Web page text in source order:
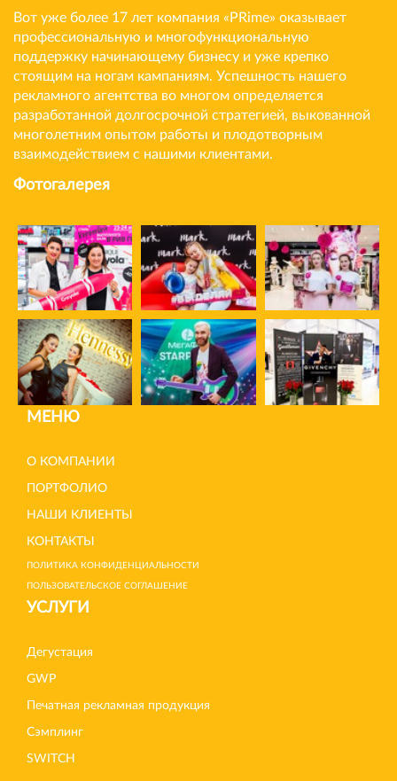
Вот уже более 17 лет компания «PRime» оказывает
профессиональную и многофункциональную
поддержку начинающему бизнесу и уже крепко
стоящим на ногам кампаниям. Успешность нашего
рекламного агентства во многом определяется
разработанной долгосрочной стратегией, выкованной
многолетним опытом работы и плодотворным
взаимодействием с нашими клиентами.
Фотогалерея
МЕНЮ
О КОМПАНИИ
ПОРТФОЛИО
НАШИ КЛИЕНТЫ
КОНТАКТЫ
ПОЛИТИКА КОНФИДЕНЦИАЛЬНОСТИ
ПОЛЬЗОВАТЕЛЬСКОЕ СОГЛАШЕНИЕ
УСЛУГИ
Дегустация
GWP
Печатная рекламная продукция
Сэмплинг
SWITCH